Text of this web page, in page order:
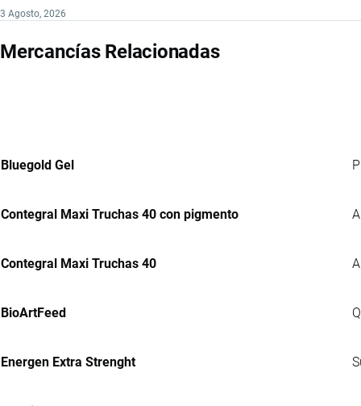
3 Agosto, 2026
Mercancías Relacionadas
Bluegold Gel
Contegral Maxi Truchas 40 con pigmento
Contegral Maxi Truchas 40
BioArtFeed
Energen Extra Strenght